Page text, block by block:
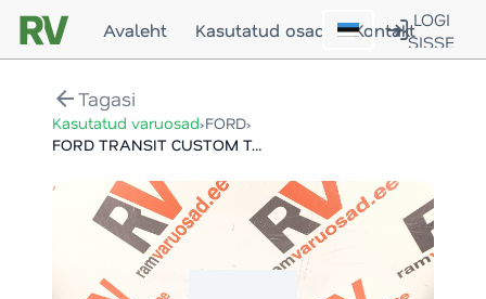
Avaleht Kasutatud osad KontaktLOGI
SISSE
arrow_backTagasi
Kasutatud varuosad›FORD›
FORD TRANSIT CUSTOM TAGATALA / REAR SUPPORT